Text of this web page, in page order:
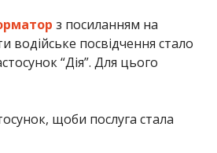
з посиланням на
водійське посвідчення стало
“Дія”. Для цього
щоби послуга стала